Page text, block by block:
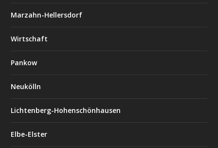
Marzahn-Hellersdorf
Wirtschaft
Pankow
Neukölln
Lichtenberg-Hohenschönhausen
Elbe-Elster